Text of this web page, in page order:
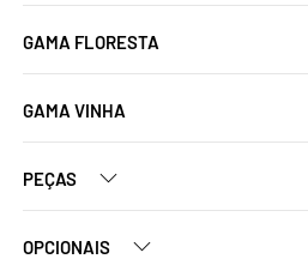
GAMA FLORESTA
GAMA VINHA
PEÇAS
OPCIONAIS